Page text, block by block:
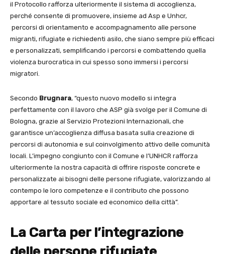
il Protocollo rafforza ulteriormente il sistema di accoglienza,
perché consente di promuovere, insieme ad Asp e Unhcr,
percorsi di orientamento e accompagnamento alle persone
migranti, rifugiate e richiedenti asilo, che siano sempre più efficaci
e personalizzati, semplificando i percorsi e combattendo quella
violenza burocratica in cui spesso sono immersi i percorsi
migratori.
Secondo Brugnara, “questo nuovo modello si integra
perfettamente con il lavoro che ASP già svolge per il Comune di
Bologna, grazie al Servizio Protezioni Internazionali, che
garantisce un’accoglienza diffusa basata sulla creazione di
percorsi di autonomia e sul coinvolgimento attivo delle comunità
locali. L’impegno congiunto con il Comune e l’UNHCR rafforza
ulteriormente la nostra capacità di offrire risposte concrete e
personalizzate ai bisogni delle persone rifugiate, valorizzando al
contempo le loro competenze e il contributo che possono
apportare al tessuto sociale ed economico della città”.
La Carta per l’integrazione